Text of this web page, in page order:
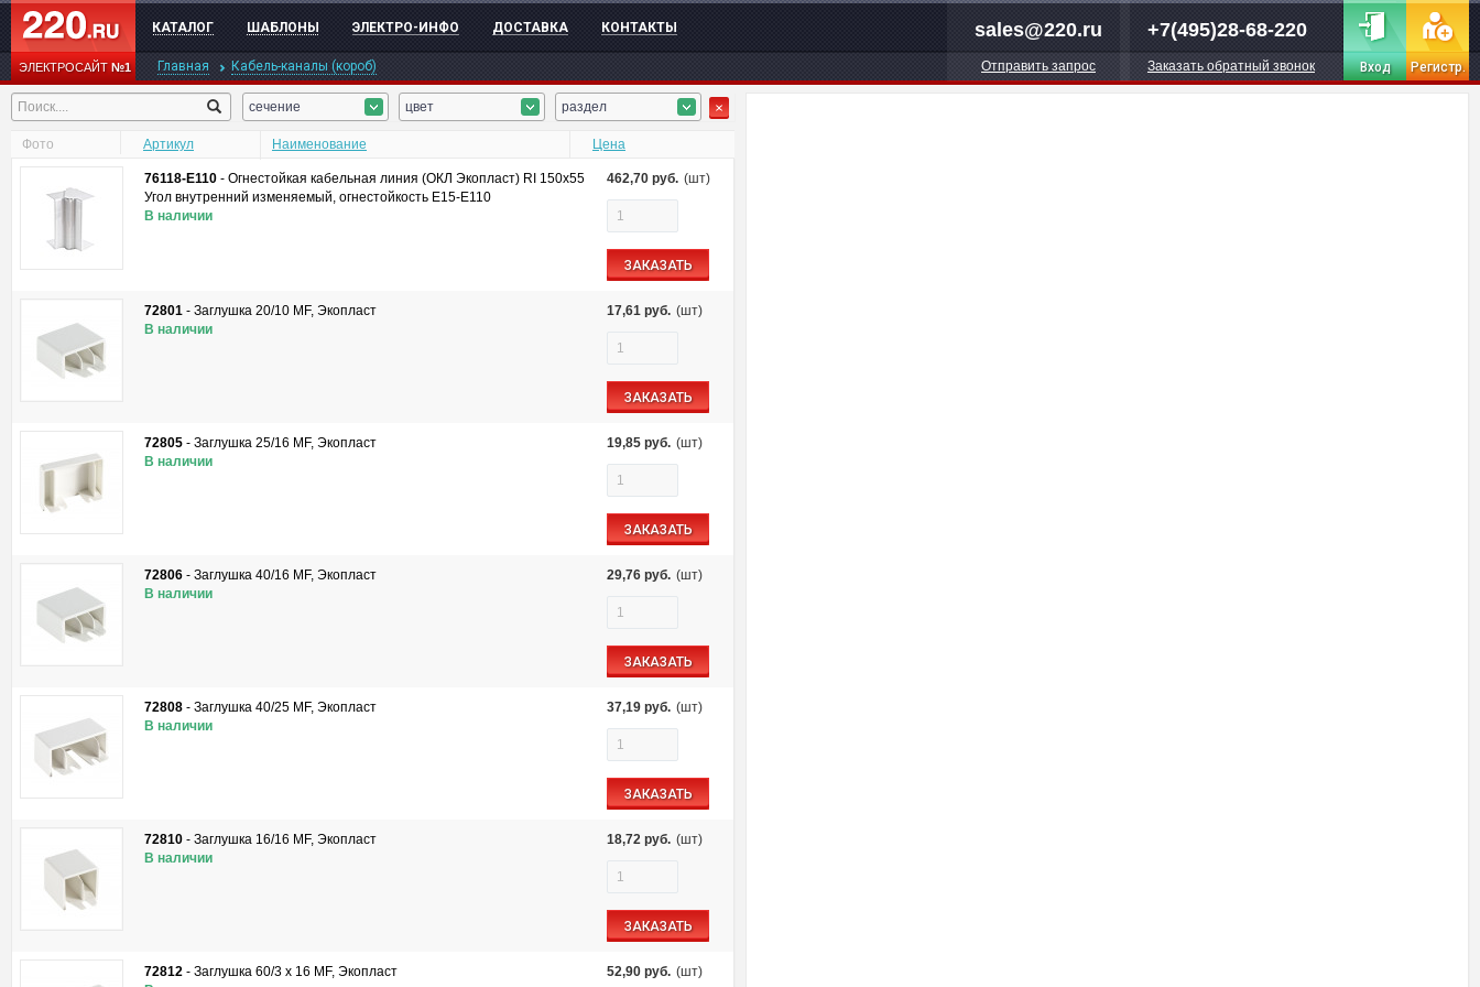
ЭЛЕКТРОСАЙТ№1
КАТАЛОГ ШАБЛОНЫ ЭЛЕКТРО-ИНФО ДОСТАВКА КОНТАКТЫ sales@220.ru
Отправить запрос
+7(495)28-68-220
Заказать обратный звонок Вход Регистр.
Главная Кабель-каналы (короб)
сечение цвет раздел
Фото Артикул Наименование Цена
76118-E110 - Огнестойкая кабельная линия (ОКЛ Экопласт) RI 150х55
Угол внутренний изменяемый, огнестойкость E15-E110
В наличии
462,70 руб. (шт)
ЗАКАЗАТЬ
72801 - Заглушка 20/10 MF, Экопласт
В наличии
17,61 руб. (шт)
ЗАКАЗАТЬ
72805 - Заглушка 25/16 MF, Экопласт
В наличии
19,85 руб. (шт)
ЗАКАЗАТЬ
72806 - Заглушка 40/16 MF, Экопласт
В наличии
29,76 руб. (шт)
ЗАКАЗАТЬ
72808 - Заглушка 40/25 MF, Экопласт
В наличии
37,19 руб. (шт)
ЗАКАЗАТЬ
72810 - Заглушка 16/16 MF, Экопласт
В наличии
18,72 руб. (шт)
ЗАКАЗАТЬ
72812 - Заглушка 60/3 x 16 MF, Экопласт
52,90 руб. (шт)